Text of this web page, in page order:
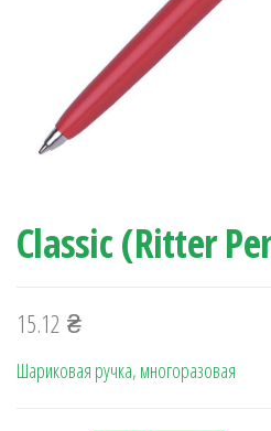
Classic (Ritter
15.12 ₴
Шариковая ручка, многоразовая